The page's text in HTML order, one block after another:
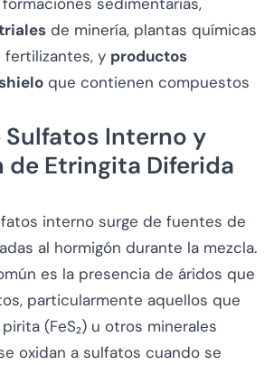
de minería, plantas químicas
y productos
que contienen compuestos
Interno y
de Etringita Diferida
interno surge de fuentes de
al hormigón durante la mezcla.
es la presencia de áridos que
particularmente aquellos que
(FeS₂) u otros minerales
oxidan a sulfatos cuando se